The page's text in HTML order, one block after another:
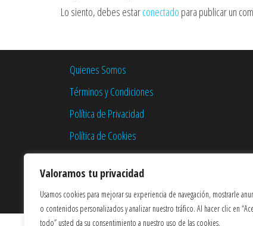
Valoramos tu privacidad
Usamos cookies para mejorar su experiencia de navegación, mostrarle
o contenidos personalizados y analizar nuestro tráfico. Al hacer clic en
todo” usted da su consentimiento a nuestro uso de las cookies.
Lo siento, debes estarconectado para publicar un
Quienes Somos
Términos y Condiciones
Política de Privacidad
Política de Cookies